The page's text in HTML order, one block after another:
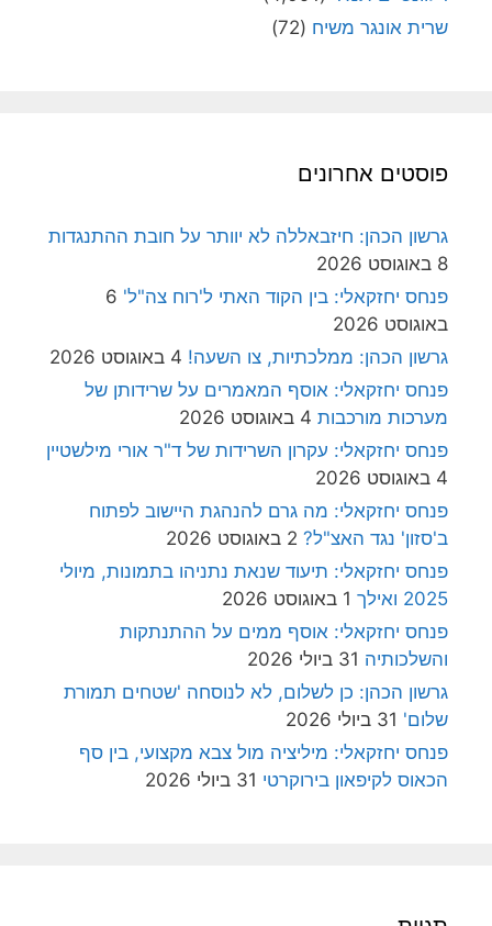
שרית אונגר משיח (72)
פוסטים אחרונים
גרשון הכהן: חיזבאללה לא יוותר על חובת ההתנגדות
8 באוגוסט 2026
פנחס יחזקאלי: בין הקוד האתי ל'רוח צה"ל' 6
באוגוסט 2026
גרשון הכהן: ממלכתיות, צו השעה! 4 באוגוסט 2026
פנחס יחזקאלי: אוסף המאמרים על שרידותן של
מערכות מורכבות 4 באוגוסט 2026
פנחס יחזקאלי: עקרון השרידות של ד"ר אורי מילשטיין
4 באוגוסט 2026
פנחס יחזקאלי: מה גרם להנהגת היישוב לפתוח
ב'סזון' נגד האצ"ל? 2 באוגוסט 2026
פנחס יחזקאלי: תיעוד שנאת נתניהו בתמונות, מיולי
2025 ואילך
1 באוגוסט 2026
פנחס יחזקאלי: אוסף ממים על ההתנתקות
והשלכותיה 31 ביולי 2026
גרשון הכהן: כן לשלום, לא לנוסחה 'שטחים תמורת
שלום' 31 ביולי 2026
פנחס יחזקאלי: מיליציה מול צבא מקצועי, בין סף
הכאוס לקיפאון בירוקרטי 31 ביולי 2026